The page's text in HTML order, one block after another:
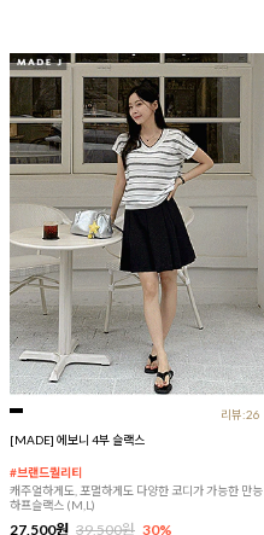
리뷰:26
[MADE] 에보니 4부 슬랙스
#브랜드퀄리티
캐주얼하게도, 포멀하게도 다양한 코디가 가능한 만능
하프슬랙스 (M,L)
27,500원 39,500원 30%